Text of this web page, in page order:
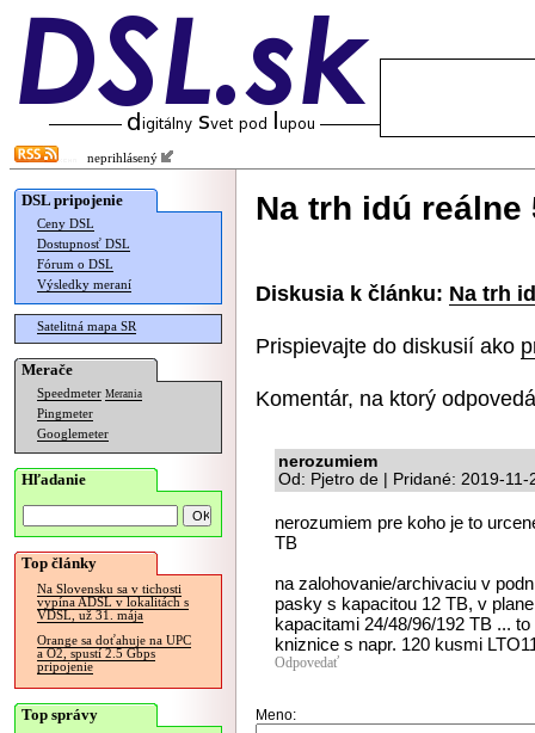
neprihlásený
DSL pripojenie
Ceny DSL
Dostupnosť DSL
Fórum o DSL
Výsledky meraní
Satelitná mapa SR
Merače
Speedmeter Merania
Pingmeter
Googlemeter
Hľadanie
Top články
Na Slovensku sa v tichosti
vypína ADSL v lokalitách s
VDSL, už 31. mája
Orange sa doťahuje na UPC
a O2, spustí 2.5 Gbps
pripojenie
Top správy
Na trh idú reálne
Diskusia k článku: Na trh
Prispievajte do diskusií ako
Komentár, na ktorý
nerozumiem
Od: Pjetro de | Pridané: 2019-11-
nerozumiem pre koho je to
TB
na zalohovanie/archivaciu v
pasky s kapacitou 12 TB, v
kapacitami 24/48/96/192 TB ...
kniznice s napr. 120 kusmi
Odpovedať
Meno: